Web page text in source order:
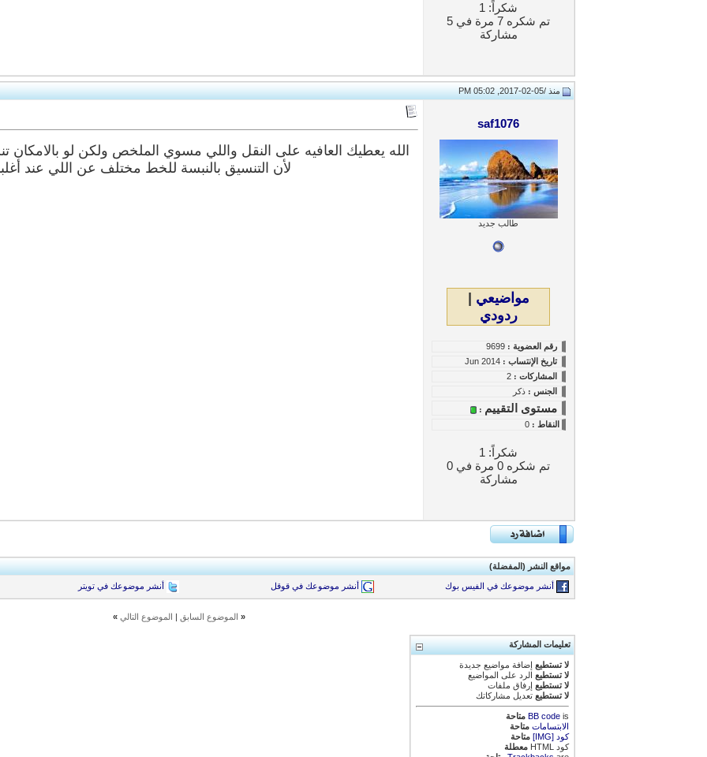
شكراً: 1
تم شكره 7 مرة في 5
مشاركة
منذ /05-02-2017, 05:02 PM
saf1076
طالب جديد
مواضيعي
ردودي
رقم العضوية :9699
تاريخ الإنتساب :
Jun 2014
المشاركات :2
الجنس :ذكر
مستوى التقييم :
النقاط :
0
شكراً: 1
تم شكره 0 مرة في 0
مشاركة
لأن التنسيق بالنبسة للخط مختلف عن اللي عند
مواقع النشر (المفضلة)
أنشر موضوعك في الفيس بوك أنشر موضوعك في قوقل أنشر موضوعك في تويتر
« الموضوع السابق الموضوع التالي »
تعليمات المشاركة
لا تستطيع إضافة مواضيع جديدة
لا تستطيع
الرد على المواضيع
لا تستطيع إرفاق ملفات
لا تستطيع تعديل مشاركاتك
BB codeis
متاحة
الابتسامات متاحة
كود [IMG]
متاحة
كود HTML
معطلة